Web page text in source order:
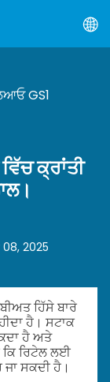
GS1
ਕ੍ਰਾਂਤੀ
2025
ਹਿੱਸੇ ਬਾਰੇ
ਹੈ। ਸਟਾਕ
ਹੈ ਅਤੇ
ਕਿ ਰਿਟੇਲ ਲਈ
ਸਕਦੀ ਹੈ।